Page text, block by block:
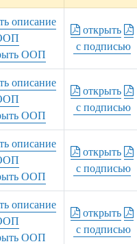
описание
ООП
открыть
с подписью
описание
ООП
открыть
с подписью
описание
ООП
открыть
с подписью
описание
ООП
открыть
с подписью